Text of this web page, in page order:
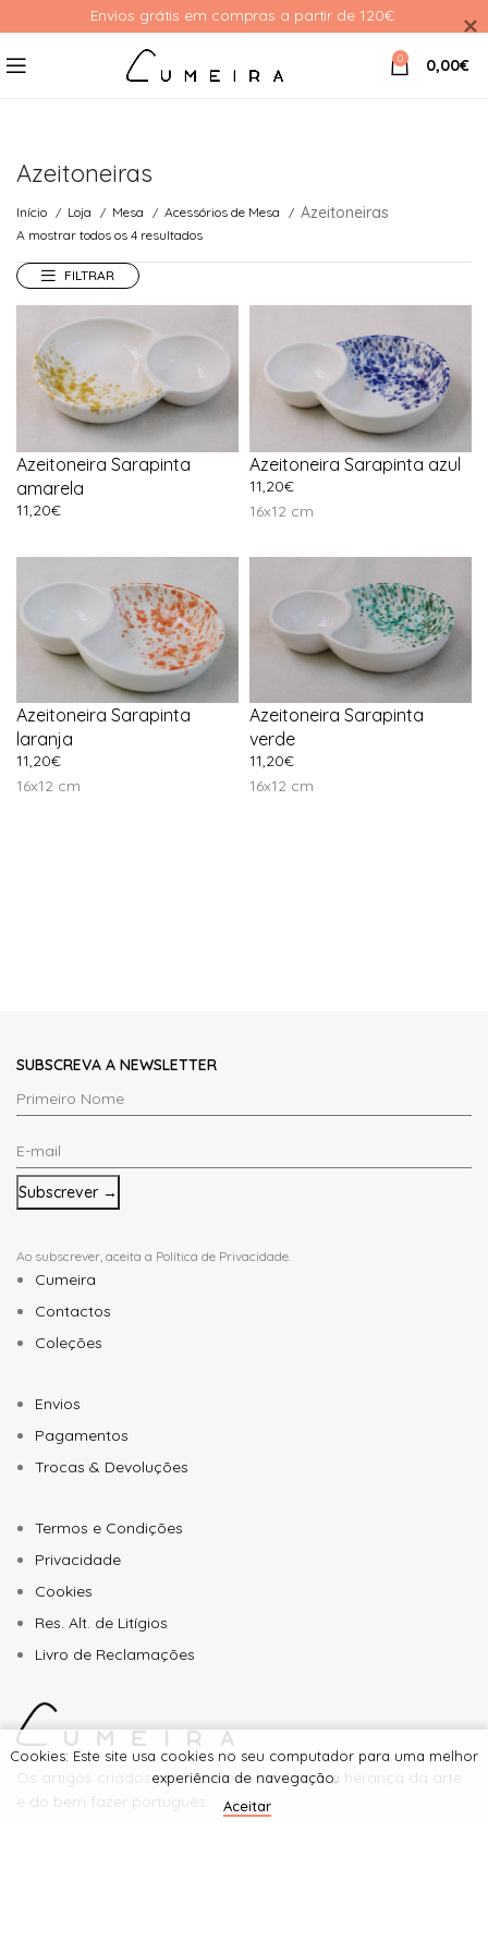
0 0,00€
Azeitoneiras
Início Loja Mesa Acessórios de Mesa Azeitoneiras
A mostrar todos os 4 resultados
FILTRAR
Azeitoneira Sarapinta
amarela
11,20€
Azeitoneira Sarapinta azul
11,20€
16x12 cm
Azeitoneira Sarapinta
laranja
11,20€
16x12 cm
Azeitoneira Sarapinta
verde
11,20€
16x12 cm
SUBSCREVA A NEWSLETTER
Primeiro
Nome
*
E-
mail
*
Ao subscrever, aceita a Política de Privacidade
Cumeira
Contactos
Coleções
Envios
Pagamentos
Trocas & Devoluções
Termos e Condições
Privacidade
Cookies
Res. Alt. de Litígios
Livro de Reclamações
Os artigos criados pela Cumeira celebram a herança da arte
e do bem fazer português.
Envios grátis em compras a partir de 120€
Cookies: Este site usa cookies no seu computador para uma melhor
experiência de navegação.
Aceitar